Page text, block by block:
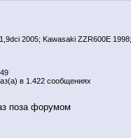
2005; Kawasaki ZZR600E
в 1.422 сообщениях